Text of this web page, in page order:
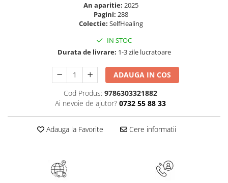
Ma pregatesc pentru scoala
Manuale - Carte Scolara
Clasa a V-a
An aparitie: 2025
Pagini: 288
Colectie: SelfHealing
IN STOC
Durata de livrare: 1-3 zile lucratoare
ADAUGA IN COS
Cod Produs: 9786303321882
Ai nevoie de ajutor? 0732 55 88 33
Adauga la Favorite Cere informatii